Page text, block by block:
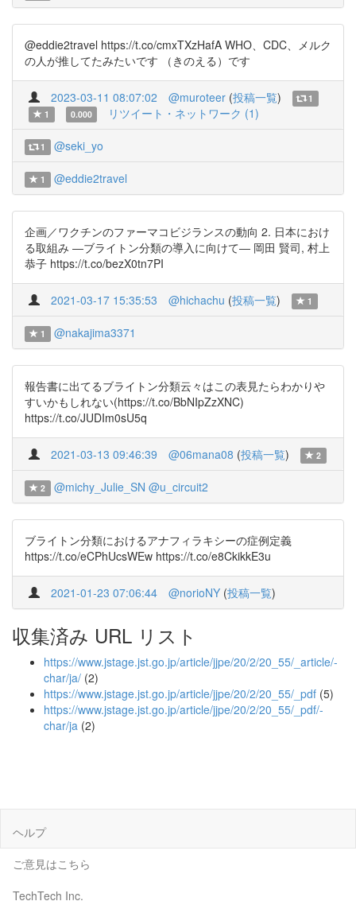
@eddie2travel https://t.co/cmxTXzHafA WHO、CDC、メルク
の人が推してたみたいです （きのえる）です
2023-03-11 08:07:02 @muroteer (投稿一覧)
1
1
0.000 リツイート・ネットワーク (1)
1 @seki_yo
1 @eddie2travel
企画／ワクチンのファーマコビジランスの動向 2. 日本におけ
る取組み ―ブライトン分類の導入に向けて― 岡田 賢司, 村上
恭子 https://t.co/bezX0tn7PI
2021-03-17 15:35:53 @hichachu (投稿一覧) 1
1 @nakajima3371
報告書に出てるブライトン分類云々はこの表見たらわかりや
すいかもしれない(https://t.co/BbNIpZzXNC)
https://t.co/JUDIm0sU5q
2021-03-13 09:46:39 @06mana08 (投稿一覧) 2
2 @michy_Julie_SN @u_circuit2
ブライトン分類におけるアナフィラキシーの症例定義
https://t.co/eCPhUcsWEw https://t.co/e8CkikkE3u
2021-01-23 07:06:44 @norioNY (投稿一覧)
収集済み URL リスト
https://www.jstage.jst.go.jp/article/jjpe/20/2/20_55/_article/-
char/ja/ (2)
https://www.jstage.jst.go.jp/article/jjpe/20/2/20_55/_pdf (5)
https://www.jstage.jst.go.jp/article/jjpe/20/2/20_55/_pdf/-
char/ja (2)
ヘルプ
ご意見はこちら
TechTech Inc.